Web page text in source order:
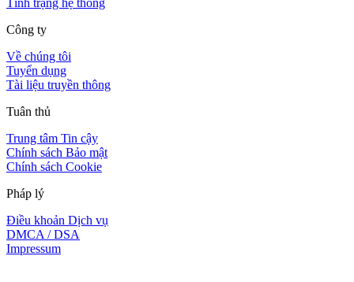
Công ty
Về chúng tôi
Tuyển dụng
Tài liệu truyền thông
Tuân thủ
Trung tâm Tin cậy
Chính sách Bảo mật
Chính sách Cookie
Pháp lý
Điều khoản Dịch vụ
DMCA / DSA
Impressum